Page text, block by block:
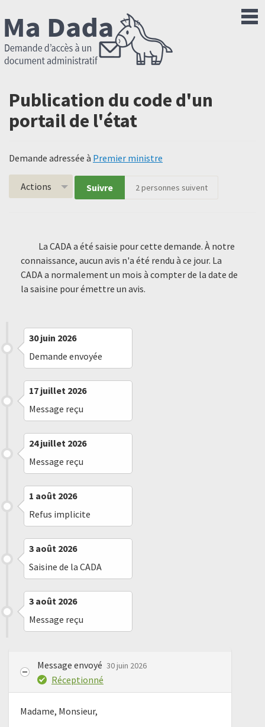
Publication du code d'un
portail de l'état
Demande adressée à Premier ministre
Actions Suivre 2personnes suivent
La CADA a été saisie pour cette demande. À notre
connaissance, aucun avis n'a été rendu à ce jour. La
CADA a normalement un mois à compter de la date de
la saisine pour émettre un avis.
30 juin 2026
Demande envoyée
17 juillet 2026
Message reçu
24 juillet 2026
Message reçu
1 août 2026
Refus implicite
3 août 2026
Saisine de la CADA
3 août 2026
Message reçu
Message envoyé 30 juin 2026
Réceptionné
Madame, Monsieur,